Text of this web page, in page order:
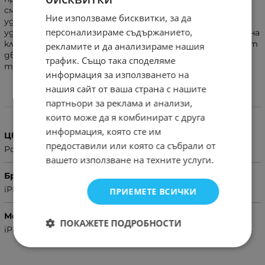
смартфони са изложени на опасност от падане или
удари. Двойното покритие неутрализира удари, а
удобната стойка позволява да се ползва и за гледане на
клипчета, снимки и др. по време на път. Направен е от
две части – дебела и гъвкава гума, както и дебел
твърд капак.
Характеристики
Цвят
Розов
Бранд
iPhone
Модел Телефон
iPhone 13 Pro
Ние използваме бисквитки, за да
персонализираме съдържанието,
рекламите и да анализираме нашия
трафик. Също така споделяме
информация за използването на
нашия сайт от ваша страна с нашите
партньори за реклама и анализи,
които може да я комбинират с друга
информация, която сте им
предоставили или която са събрали от
вашето използване на техните услуги.
ПРИЕМЕТЕ ВСИЧКИ
ПОКАЖЕТЕ ПОДРОБНОСТИ